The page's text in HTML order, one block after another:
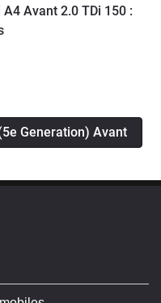
A4 Avant 2.0 TDi 150 :
Generation) Avant